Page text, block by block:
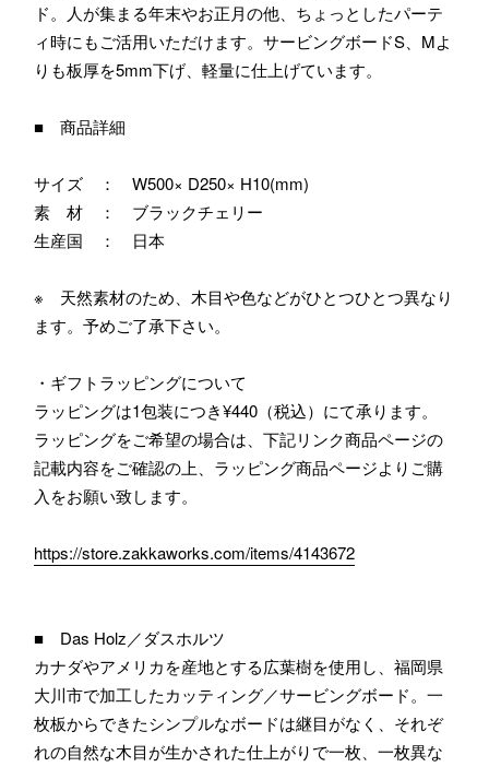
ド。人が集まる年末やお正月の他、ちょっとしたパーテ
ィ時にもご活用いただけます。サービングボードS、Mよ
りも板厚を5mm下げ、軽量に仕上げています。
■ 商品詳細
サイズ ： W500× D250× H10(mm)
素 材 ： ブラックチェリー
生産国 ： 日本
※ 天然素材のため、木目や色などがひとつひとつ異なり
ます。予めご了承下さい。
・ギフトラッピングについて
ラッピングは1包装につき¥440（税込）にて承ります。
ラッピングをご希望の場合は、下記リンク商品ページの
記載内容をご確認の上、ラッピング商品ページよりご購
入をお願い致します。
https://store.zakkaworks.com/items/4143672
■ Das Holz／ダスホルツ
カナダやアメリカを産地とする広葉樹を使用し、福岡県
大川市で加工したカッティング／サービングボード。一
枚板からできたシンプルなボードは継目がなく、それぞ
れの自然な木目が生かされた仕上がりで一枚、一枚異な